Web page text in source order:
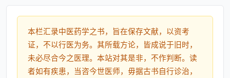
本栏汇录中医药学之书，旨在保存文献，以资考
证，不以行医为务。其所载方论，皆成说于旧时，
未必尽合今之医理。本站对其是非，不作判断。读
者如有疾患，当咨今世医师，毋据古书自行诊治，